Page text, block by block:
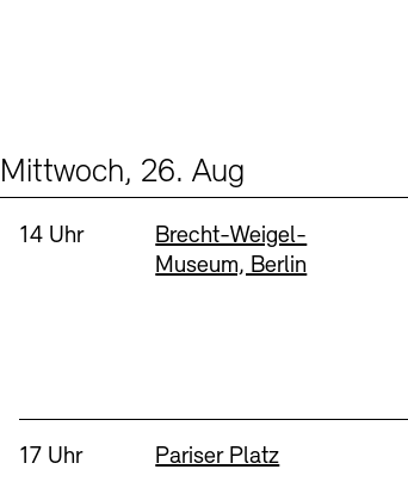
Mittwoch, 26. Aug
Uhrzeit:
14 Uhr Standort
Brecht-Weigel-
Museum, Berlin
Uhrzeit:
17 Uhr Standort
Pariser Platz